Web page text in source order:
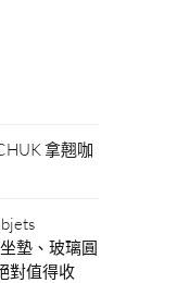
拿翹咖
墊、玻璃圓
對值得收